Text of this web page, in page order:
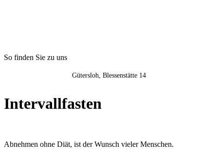
So finden Sie zu uns
Gütersloh, Blessenstätte 14
Intervallfasten
Abnehmen ohne Diät, ist der Wunsch vieler Menschen.